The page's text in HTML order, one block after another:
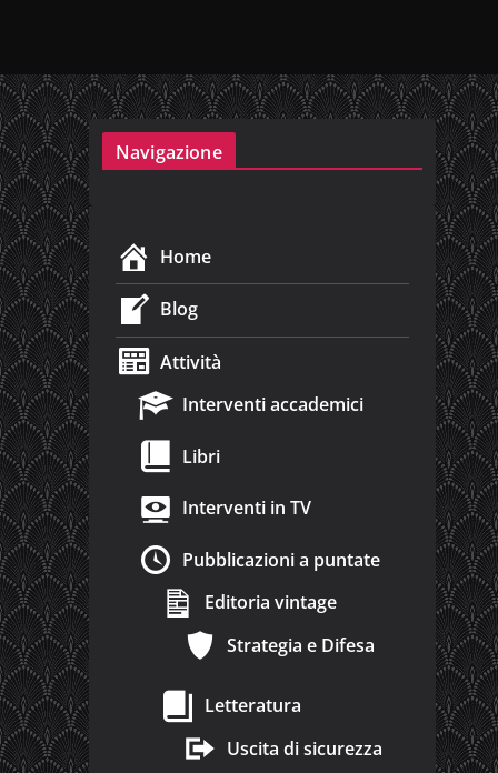
Navigazione
Home
Blog
Attività
Interventi accademici
Libri
Interventi in TV
Pubblicazioni a puntate
Editoria vintage
Strategia e Difesa
Letteratura
Uscita di sicurezza